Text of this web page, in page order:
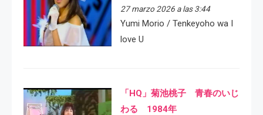
27 marzo 2026 a las 3:44
Yumi Morio / Tenkeyoho wa I
love U
「HQ」菊池桃子 青春のいじ
わる 1984年